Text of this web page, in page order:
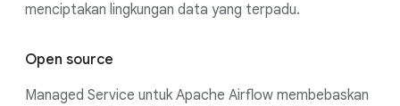
menciptakan lingkungan data yang terpadu.
Open source
Managed Service untuk Apache Airflow membebaskan